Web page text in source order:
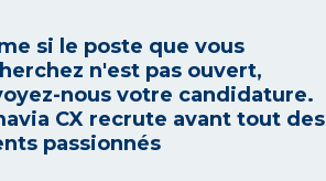
si le poste que vous
n'est pas ouvert,
nous votre candidature.
CX recrute avant tout des
passionnés